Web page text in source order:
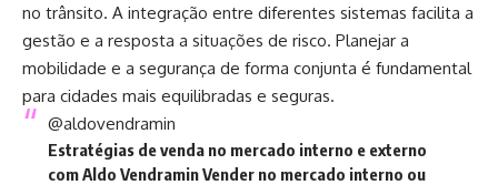
no trânsito. A integração entre diferentes sistemas facilita a
gestão e a resposta a situações de risco. Planejar a
mobilidade e a segurança de forma conjunta é fundamental
para cidades mais equilibradas e seguras.
@aldovendramin
Estratégias de venda no mercado interno e externo
com Aldo Vendramin Vender no mercado interno ou